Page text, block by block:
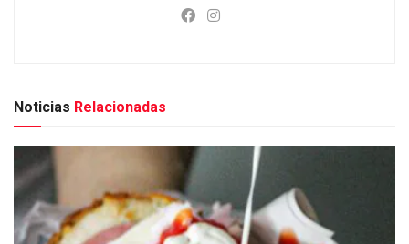
Noticias Relacionadas